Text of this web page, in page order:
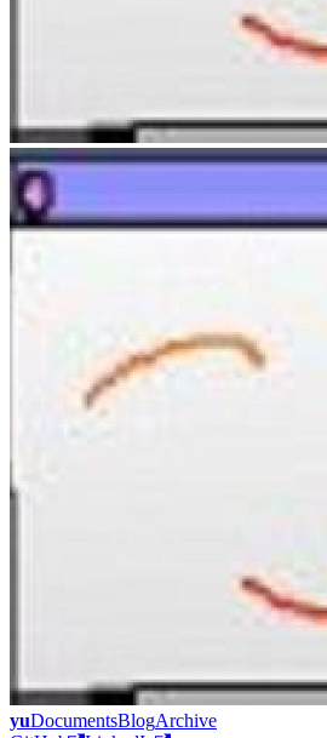
yuDocumentsBlogArchive